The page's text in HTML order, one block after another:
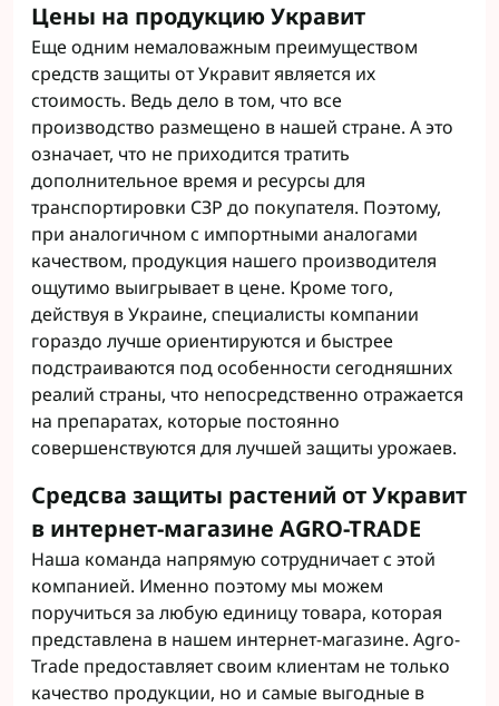
Цены на продукцию Укравит
Еще одним немаловажным преимуществом
средств защиты от Укравит является их
стоимость. Ведь дело в том, что все
производство размещено в нашей стране. А это
означает, что не приходится тратить
дополнительное время и ресурсы для
транспортировки СЗР до покупателя. Поэтому,
при аналогичном с импортными аналогами
качеством, продукция нашего производителя
ощутимо выигрывает в цене. Кроме того,
действуя в Украине, специалисты компании
гораздо лучше ориентируются и быстрее
подстраиваются под особенности сегодняшних
реалий страны, что непосредственно отражается
на препаратах, которые постоянно
совершенствуются для лучшей защиты урожаев.
Средсва защиты растений от Укравит
в интернет-магазине AGRO-TRADE
Наша команда напрямую сотрудничает с этой
компанией. Именно поэтому мы можем
поручиться за любую единицу товара, которая
представлена в нашем интернет-магазине. Agro-
Trade предоставляет своим клиентам не только
качество продукции, но и самые выгодные в